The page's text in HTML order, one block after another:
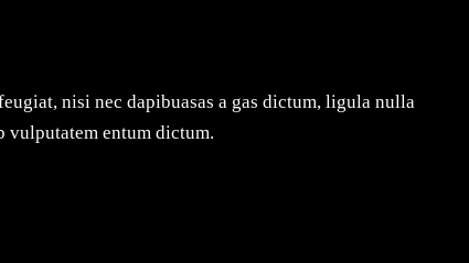
nisi nec dapibuasas a gas dictum, ligula nulla
vulputatem entum dictum.